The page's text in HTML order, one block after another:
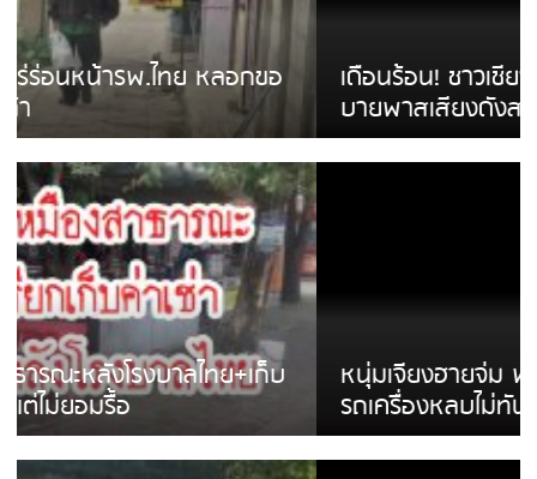
เดือนร้อน! ชาวเชียงรายบ่นรถ Isuzu สีขาวซิ่ง
บายพาสเสียงดังสร้างความรำคาญ
หนุ่มเจียงฮายจ่ม พบถังน้ำดื่มตกกลางถนน
รถเครื่องหลบไม่ทันล้มบาดเจ็บ